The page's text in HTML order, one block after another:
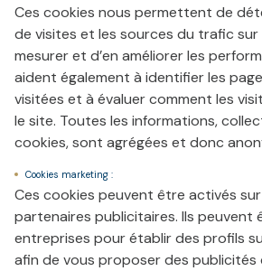
Ces cookies nous permettent de
de visites et les sources du trafic sur
mesurer et d’en améliorer les
aident également à identifier les
visitées et à évaluer comment les
le site. Toutes les informations,
cookies, sont agrégées et donc
Cookies marketing :
Ces cookies peuvent être activés
partenaires publicitaires. Ils peuvent
entreprises pour établir des profils
afin de vous proposer des publicités